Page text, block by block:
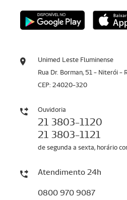
Unimed Leste Fluminense
Rua Dr. Borman, 51 - Niterói -
CEP: 24020-320
Ouvidoria
21 3803-1120
21 3803-1121
de segunda a sexta, horário
Atendimento 24h
0800 970 9087